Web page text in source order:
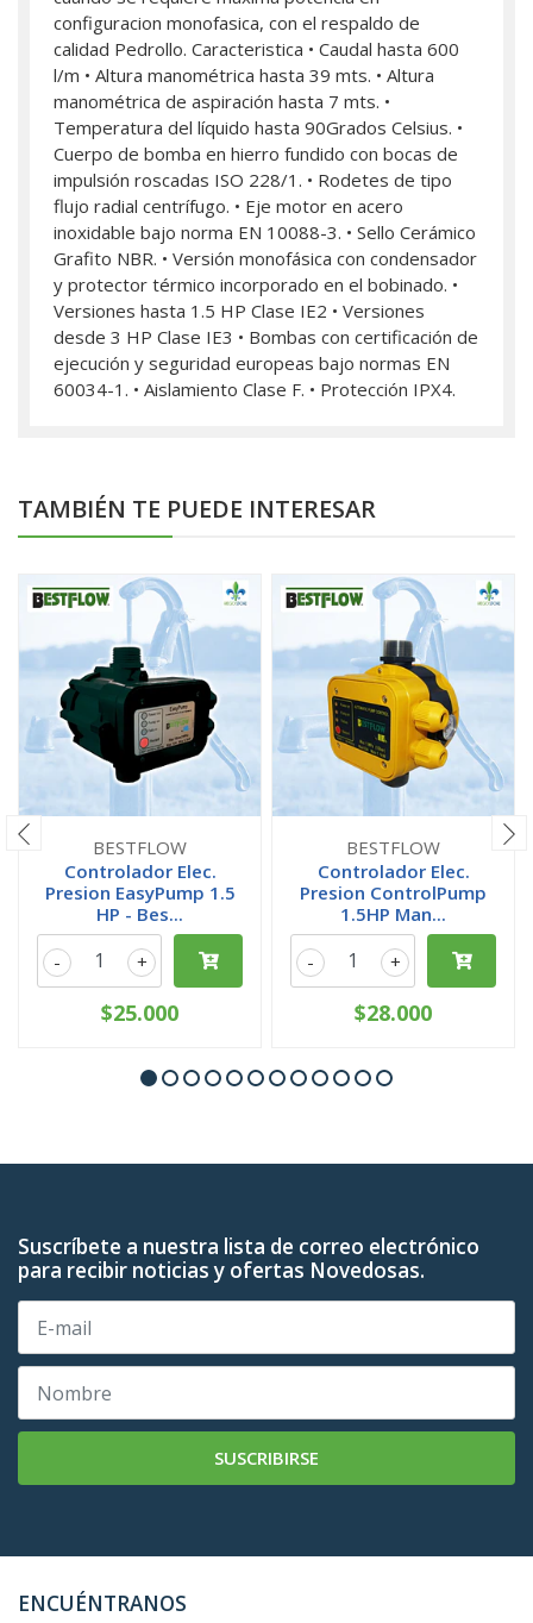
configuracion monofasica, con el respaldo de
calidad Pedrollo. Caracteristica • Caudal hasta 600
l/m • Altura manométrica hasta 39 mts. • Altura
manométrica de aspiración hasta 7 mts. •
Temperatura del líquido hasta 90Grados Celsius. •
Cuerpo de bomba en hierro fundido con bocas de
impulsión roscadas ISO 228/1. • Rodetes de tipo
flujo radial centrífugo. • Eje motor en acero
inoxidable bajo norma EN 10088-3. • Sello Cerámico
Grafito NBR. • Versión monofásica con condensador
y protector térmico incorporado en el bobinado. •
Versiones hasta 1.5 HP Clase IE2 • Versiones
desde 3 HP Clase IE3 • Bombas con certificación de
ejecución y seguridad europeas bajo normas EN
60034-1. • Aislamiento Clase F. • Protección IPX4.
TAMBIÉN TE PUEDE INTERESAR
BESTFLOW
Controlador Elec.
Presion EasyPump 1.5
HP - Bes...
+
-
$25.000
BESTFLOW
Controlador Elec.
Presion ControlPump
1.5HP Man...
+
-
$28.000
Suscríbete a nuestra lista de correo electrónico
para recibir noticias y ofertas Novedosas.
SUSCRIBIRSE
ENCUÉNTRANOS